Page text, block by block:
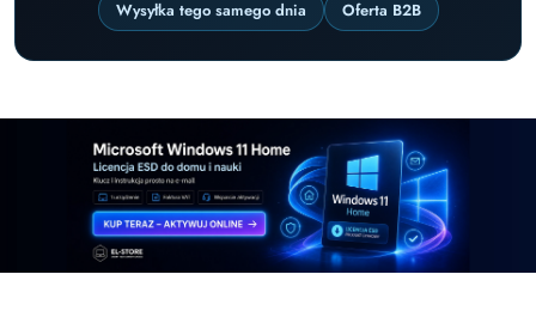
Wysyłka tego samego dnia
Oferta B2B
Pomiń karuzelę promocyjną